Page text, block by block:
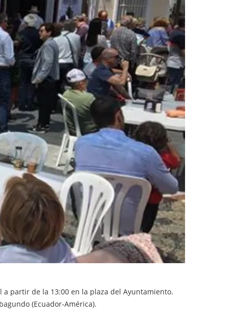
a partir de la 13:00 en la plaza del Ayuntamiento.
(Ecuador-América).